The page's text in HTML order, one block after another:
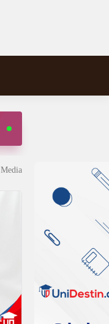
Media